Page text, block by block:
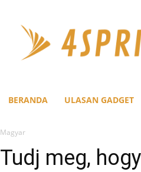
BERANDA ULASAN GADGET
Magyar
Tudj meg,